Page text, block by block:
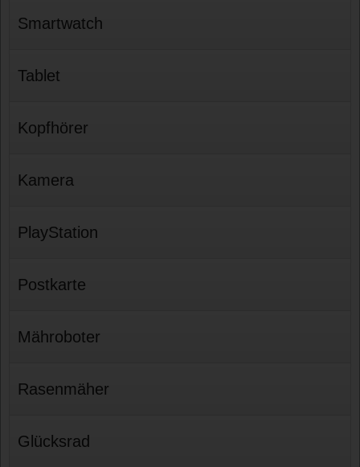
Smartwatch
Tablet
Kopfhörer
Kamera
PlayStation
Postkarte
Mähroboter
Rasenmäher
Glücksrad